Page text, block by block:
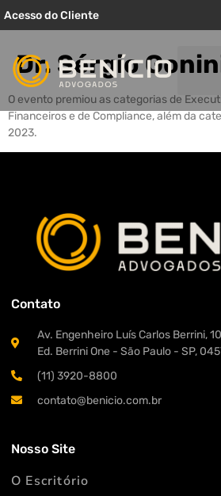
Acesso do Cliente
Dr. Sérgio
O evento premiou as categorias de
Financeiros e de Compliance, além da
2023.
Contato
Av. Engenheiro Luís Carlos Berrini,
Ed. Berrini One - São Paulo - SP,
(11) 3920-8800
contato@benicio.com.br
Nosso Site​
O Escritório